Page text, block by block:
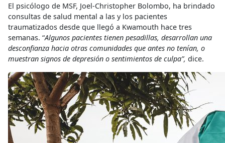
El psicólogo de MSF, Joel-Christopher Bolombo, ha brindado
consultas de salud mental a las y los pacientes
traumatizados desde que llegó a Kwamouth hace tres
semanas. “Algunos pacientes tienen pesadillas, desarrollan una
desconfianza hacia otras comunidades que antes no tenían, o
muestran signos de depresión o sentimientos de culpa”, dice.